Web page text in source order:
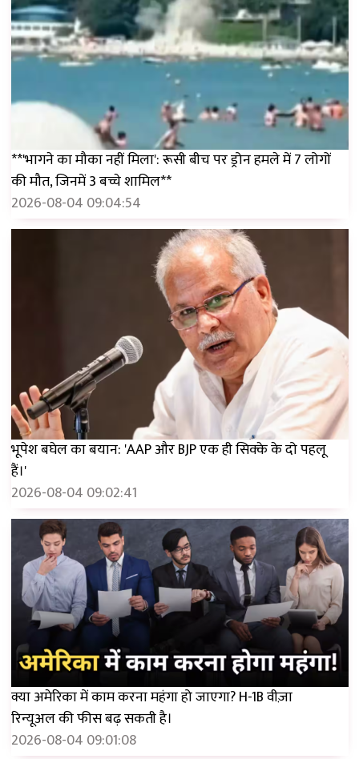
**'भागने का मौका नहीं मिला': रूसी बीच पर ड्रोन हमले में 7 लोगों
की मौत, जिनमें 3 बच्चे शामिल**
2026-08-04 09:04:54
भूपेश बघेल का बयान: 'AAP और BJP एक ही सिक्के के दो पहलू
हैं।'
2026-08-04 09:02:41
क्या अमेरिका में काम करना महंगा हो जाएगा? H-1B वीज़ा
रिन्यूअल की फीस बढ़ सकती है।
2026-08-04 09:01:08